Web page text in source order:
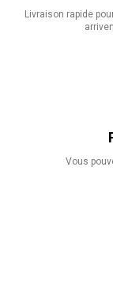
Livraison rapide
Vous